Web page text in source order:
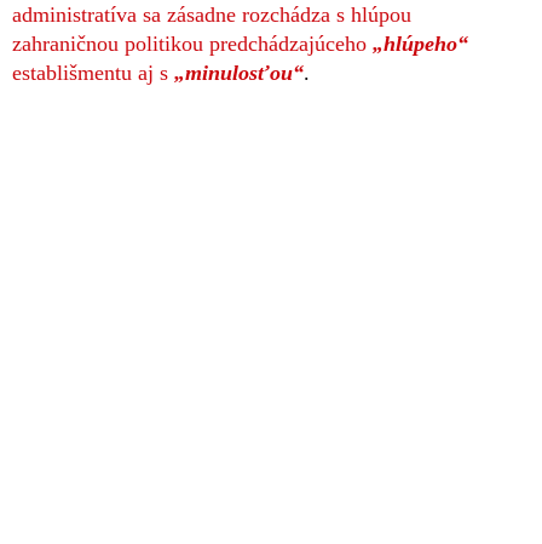
administratíva sa zásadne rozchádza s hlúpou
zahraničnou politikou predchádzajúceho „hlúpeho“
establišmentu aj s „minulosťou“.